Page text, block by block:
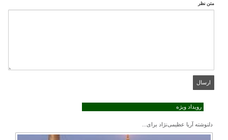
متن نظر
رویداد ویژه
دلنوشته آریا عظیمی‌نژاد برای...